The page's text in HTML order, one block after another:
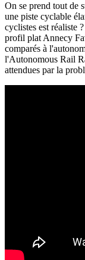
On se prend tout de
une piste cyclable
cyclistes est réaliste
profil plat Annecy
comparés à
l'Autonomous Rail
attendues par la